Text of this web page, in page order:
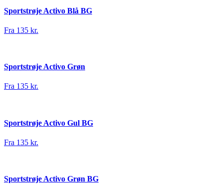
Sportstrøje Activo Blå BG
Fra 135 kr.
Sportstrøje Activo Grøn
Fra 135 kr.
Sportstrøje Activo Gul BG
Fra 135 kr.
Sportstrøje Activo Grøn BG